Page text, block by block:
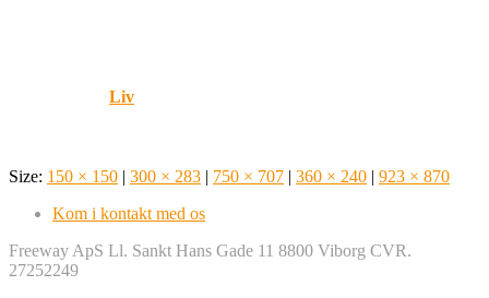
Liv
Size: 150 × 150 | 300 × 283 | 750 × 707 | 360 × 240 | 923 × 870
Kom i kontakt med os
Freeway ApS Ll. Sankt Hans Gade 11 8800 Viborg CVR.
27252249